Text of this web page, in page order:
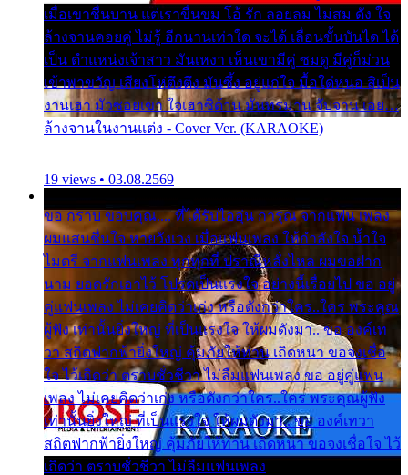
เมื่อเขาชื่นบาน แต่เราขื่นขม โอ้ รัก ลอยลม ไม่สม ดัง ใจ
ล้างจานคอยคู่ ไม่รู้ อีกนานเท่าใด จะได้ เลื่อนขั้นบันได ได้
เป็น ตำแหน่งเจ้าสาว มันเหงา เห็นเขามีคู่ ซมดู มีคู่ก็ม่วน
เข้าพาขวัญ เสียงโห่ตึงตึง มันซึ้ง อยู่แก่ใจ มื้อใด๋หนอ สิเป็น
งานเฮา มัวซอยเขา ใจเฮาซิด้าน มันทรมาน จับจาน เอย…
ล้างจานในงานแต่ง - Cover Ver. (KARAOKE)
19 views • 03.08.2569
ขอ กราบ ขอบคุณ.... ที่ได้รับไออุ่น การุณ จากแฟน เพลง
ผมแสนชื่นใจ หายวังเวง เมื่อแฟนเพลง ให้กำลังใจ น้ำใจ
ไมตรี จากแฟนเพลง ทุกทุกที่ ปราณีหลั่งไหล ผมขอฝาก
นาม ยอดรักเอาไว้ โปรดเป็นแรงใจ อย่างนี้เรื่อยไป ขอ อยู่
คู่แฟนเพลง ไม่เคยคิดว่าเก่ง หรือดังกว่าใคร..ใคร พระคุณ
ผู้ฟัง เท่านั้นยิ่งใหญ่ ที่เป็นแรงใจ ให้ผมดังมา.. ขอ องค์เท
วา สถิตฟากฟ้ายิ่งใหญ่ คุ้มภัยให้ท่าน เถิดหนา ขอจงเชื่อ
ใจ ไว้เถิดว่า ตราบชั่วชีวา ไม่ลืมแฟนเพลง ขอ อยู่คู่แฟน
เพลง ไม่เคยคิดว่าเก่ง หรือดังกว่าใคร..ใคร พระคุณผู้ฟัง
เท่านั้นยิ่งใหญ่ ที่เป็นแรงใจ ให้ผมดังมา.. ขอ องค์เทวา
สถิตฟากฟ้ายิ่งใหญ่ คุ้มภัยให้ท่าน เถิดหนา ขอจงเชื่อใจ ไว้
เถิดว่า ตราบชั่วชีวา ไม่ลืมแฟนเพลง